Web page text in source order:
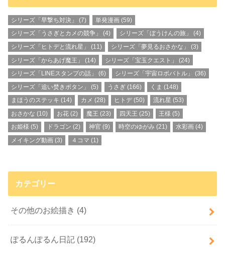
シリーズ「早撃ち対決」 (7) 単発漫画(59)
シリーズ「うさぎとカメの競争」
(4) シリーズ「ぼうけんの旅」
(4)
シリーズ「ヒトデと流れ星」
(11) シリーズ「夢見るおさかな」
(3)
シリーズ「からあげ魔王」
(14) シリーズ「宝玉クエスト」
(24)
シリーズ「LINEスタンプの話」
(6) シリーズ「宇宙ロボバトル」
(36)
シリーズ「追い焚きボタン」
(5) うさぎ (166) くま (148)
まほうのステッキ (14) カメ (28) ヒトデ(50) 流れ星 (53)
おさかな (10) お花(2) 魔王 (23) 四天王 (25) 王様 (5)
お姫様 (5) ドラゴン (2) 神官 (9) 時空のゆがみ (21) 水彩画 (4)
メイキング動画 (3) ４コマ (1)
カテゴリー
その他のお絵描き (4)
ぽるんぽるん日記 (192)